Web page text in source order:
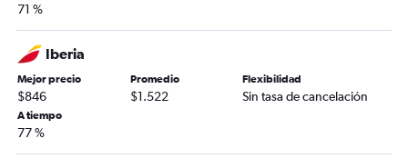
71 %
Iberia
Mejor precio
$846
Promedio
$1.522
Flexibilidad
Sin tasa de cancelación
A tiempo
77 %